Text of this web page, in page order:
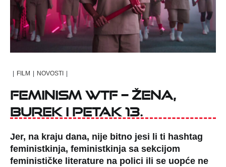
| FILM | NOVOSTI |
Feminism WTF – žena,
burek i petak 13.
Jer, na kraju dana, nije bitno jesi li ti hashtag
feministkinja, feministkinja sa sekcijom
feminističke literature na polici ili se uopće ne